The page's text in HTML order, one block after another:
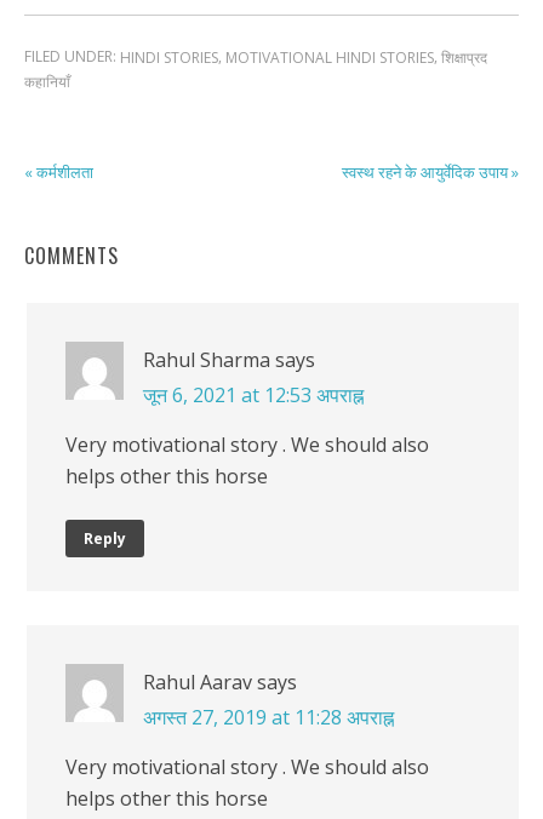
FILED UNDER: HINDI STORIES, MOTIVATIONAL HINDI STORIES, शिक्षाप्रद
कहानियाँ
« कर्मशीलता स्वस्थ रहने के आयुर्वेदिक उपाय »
COMMENTS
Rahul Sharma says
जून 6, 2021 at 12:53 अपराह्न
Very motivational story . We should also
helps other this horse
Reply
Rahul Aaravsays
अगस्त 27, 2019 at 11:28 अपराह्न
Very motivational story . We should also
helps other this horse